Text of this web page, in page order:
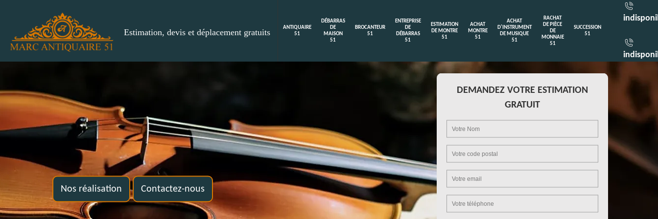
Estimation, devis et déplacement gratuits
ANTIQUAIRE
51
DÉBARRAS
DE
MAISON
51
BROCANTEUR
51
ENTREPRISE
DE
DÉBARRAS
51
ESTIMATION
DE MONTRE
51
ACHAT
MONTRE
51
ACHAT
D'INSTRUMENT
DE MUSIQUE
51
RACHAT
DE PIÈCE
DE
MONNAIE
51
SUCCESSION
51
Nos réalisation Contactez-nous
DEMANDEZ VOTRE ESTIMATION
GRATUIT